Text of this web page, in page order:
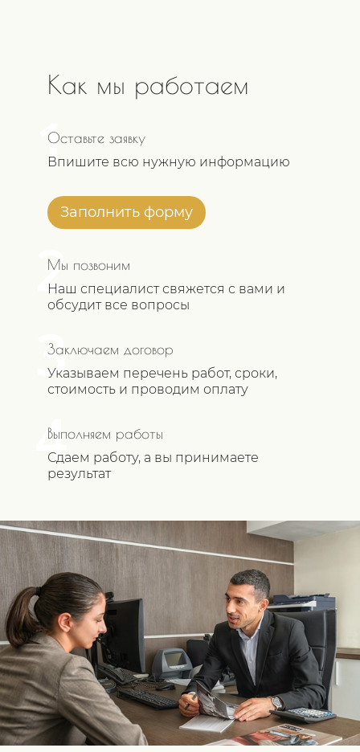
Как мы работаем
1
Оставьте заявку
Впишите всю нужную информацию
Заполнить форму
2
Мы позвоним
Наш специалист свяжется с вами и
обсудит все вопросы
3
Заключаем договор
Указываем перечень работ, сроки,
стоимость и проводим оплату
4
Выполняем работы
Сдаем работу, а вы принимаете
результат